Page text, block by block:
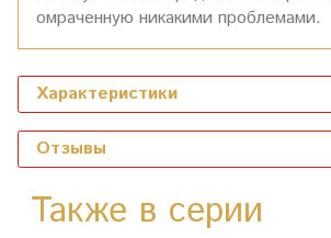
омраченную никакими проблемами.
Характеристики
Отзывы
Также в серии